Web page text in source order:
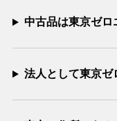
中古品は東京ゼロ
法人として東京ゼ